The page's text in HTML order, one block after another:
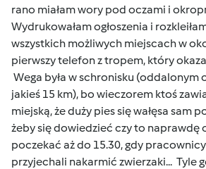
rano miałam wory pod oczami i
Wydrukowałam ogłoszenia i
wszystkich możliwych miejscach w
pierwszy telefon z tropem, który
Wega była w schronisku (oddalonym
jakieś 15 km), bo wieczorem ktoś
miejską, że duży pies się wałęsa sam
żeby się dowiedzieć czy to naprawdę
poczekać aż do 15.30, gdy
przyjechali nakarmić zwierzaki... Tyle